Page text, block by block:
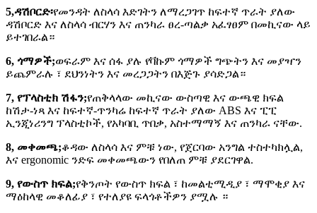
5,ዳሽቦርድ፡የመንዳት ለስላሳ እድገትን ለማረጋገጥ ከፍተኛ ጥራት ያለው
ዳሽቦርድ እና ለስላሳ ብርሃን እና ጠንካራ ፀረ-ጣልቃ አፈፃፀም በመኪናው ላይ
ይተገበራል።
6, ጎማዎች;ወፍራም እና ሰፋ ያሉ የቫኩም ጎማዎች ግጭትን እና መያዣን
ይጨምራሉ ፣ ደህንነትን እና መረጋጋትን በእጅጉ ያሳድጋል።
7, የፕላስቲክ ሽፋን;የጠቅላላው መኪናው ውስጣዊ እና ውጫዊ ክፍል
ከሽታ-ነጻ እና ከፍተኛ-ጥንካሬ ከፍተኛ ጥራት ያለው ABS እና ፒፒ
ኢንጂነሪንግ ፕላስቲኮች, የአካባቢ ጥበቃ, አስተማማኝ እና ጠንካራ ናቸው.
8, መቀመጫ;ቆዳው ለስላሳ እና ምቹ ነው, የጀርባው አንግል ተስተካክሏል,
እና ergonomic ንድፍ መቀመጫውን የበለጠ ምቹ ያደርገዋል.
9, የውስጥ ክፍል;የቅንጦት የውስጥ ክፍል ፣ ከመልቲሚዲያ ፣ ማሞቂያ እና
ማዕከላዊ መቆለፊያ ፣ የተለያዩ ፍላጎቶችዎን ያሟሉ ።